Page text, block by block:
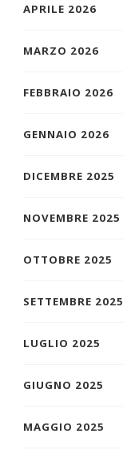
APRILE 2026
MARZO 2026
FEBBRAIO 2026
GENNAIO 2026
DICEMBRE 2025
NOVEMBRE 2025
OTTOBRE 2025
SETTEMBRE 2025
LUGLIO 2025
GIUGNO 2025
MAGGIO 2025